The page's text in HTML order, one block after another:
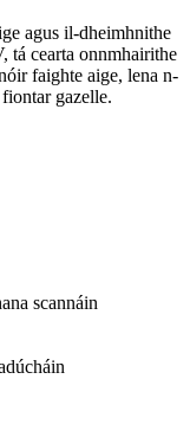
agus il-dheimhnithe
cearta onnmhairithe
faighte aige, lena n-
gazelle.